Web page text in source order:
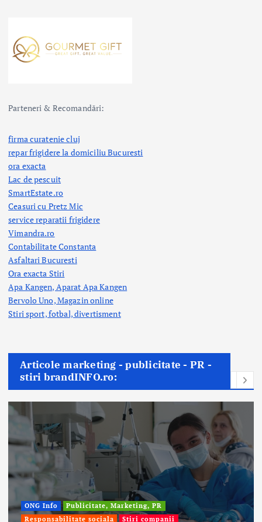
Parteneri & Recomandări:
firma curatenie cluj
repar frigidere la domiciliu Bucuresti
ora exacta
Lac de pescuit
SmartEstate.ro
Ceasuri cu Pretz Mic
service reparatii frigidere
Vimandra.ro
Contabilitate Constanta
Asfaltari Bucuresti
Ora exacta Stiri
Apa Kangen, Aparat Apa Kangen
Bervolo Uno, Magazin online
Stiri sport, fotbal,divertisment
Articole marketing - publicitate - PR -
stiri brandINFO.ro:
ONG Info
Publicitate, Marketing, PR
Responsabilitate sociala
Stiri companii